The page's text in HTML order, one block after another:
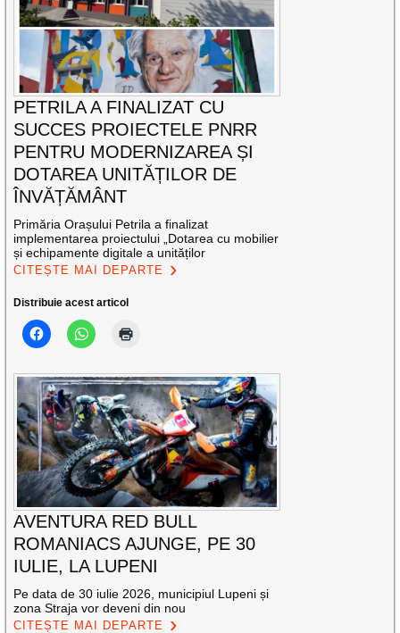
PETRILA A FINALIZAT CU
SUCCES PROIECTELE PNRR
PENTRU MODERNIZAREA ȘI
DOTAREA UNITĂȚILOR DE
ÎNVĂȚĂMÂNT
Primăria Orașului Petrila a finalizat
implementarea proiectului „Dotarea cu mobilier
și echipamente digitale a unităților
CITEȘTE MAI DEPARTE
Distribuie acest articol
AVENTURA RED BULL
ROMANIACS AJUNGE, PE 30
IULIE, LA LUPENI
Pe data de 30 iulie 2026, municipiul Lupeni și
zona Straja vor deveni din nou
CITEȘTE MAI DEPARTE